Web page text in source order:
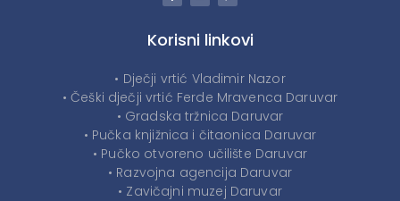
Korisni linkovi
• Dječji vrtić Vladimir Nazor
• Češki dječji vrtić Ferde Mravenca Daruvar
• Gradska tržnica Daruvar
• Pučka knjižnica i čitaonica Daruvar
• Pučko otvoreno učilište Daruvar
• Razvojna agencija Daruvar
• Zavičajni muzej Daruvar